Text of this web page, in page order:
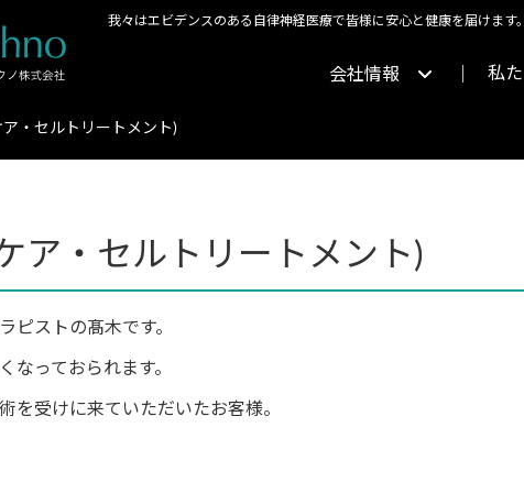
我々はエビデンスのある自律神経医療で皆様に安心と健康を届けます。
会社情報 私
・セルトリートメント)
ア・セルトリートメント)
ピストの髙木です。
なっておられます。
を受けに来ていただいたお客様。